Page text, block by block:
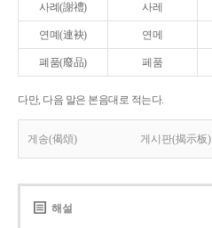
사례(謝禮) 사레
연몌(連袂) 연메
폐품(廢品) 페품
다만, 다음 말은 본음대로 적는다.
게송(偈頌) 게시판(揭示板)
해설